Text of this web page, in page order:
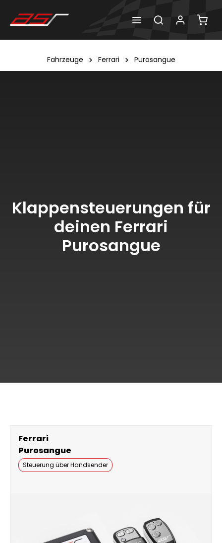
Fahrzeuge Ferrari Purosangue
Klappensteuerungen für
deinen Ferrari
Purosangue
Ferrari
Purosangue
Steuerung über Handsender